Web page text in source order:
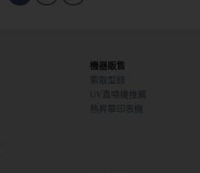
機器販售
索取型錄
UV直噴機推薦
熱昇華印表機